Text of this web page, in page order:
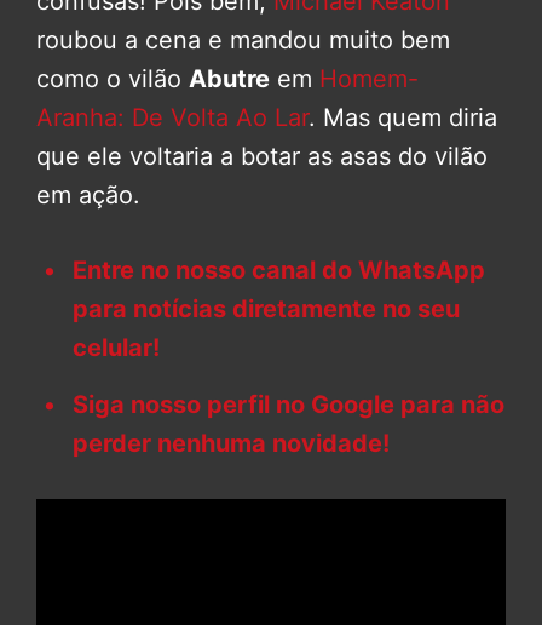
roubou a cena e mandou muito bem
como o vilão Abutre em Homem-
Aranha: De Volta Ao Lar. Mas quem diria
que ele voltaria a botar as asas do vilão
em ação.
Entre no nosso canal do WhatsApp
para notícias diretamente no seu
celular!
Siga nosso perfil no Google para não
perder nenhuma novidade!